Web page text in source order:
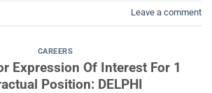
Leave a comment
CAREERS
Expression Of Interest For 1
Position: DELPHI